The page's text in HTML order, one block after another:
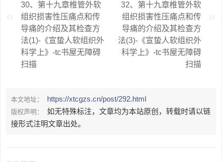
30、第十九章椎管外软
组织损害性压痛点和传
导痛的介绍及其检查方
法(1)-《宣蛰人软组织外
科学上》-tc书屋无障碍
扫描
32、第十九章椎管外软
组织损害性压痛点和传
导痛的介绍及其检查方
法(3)-《宣蛰人软组织外
科学上》-tc书屋无障碍
扫描
本文地址： https://xtcgzs.cn/post/292.html
版权声明：
如无特殊标注，文章均为本站原创，转载时请以链
接形式注明文章出处。